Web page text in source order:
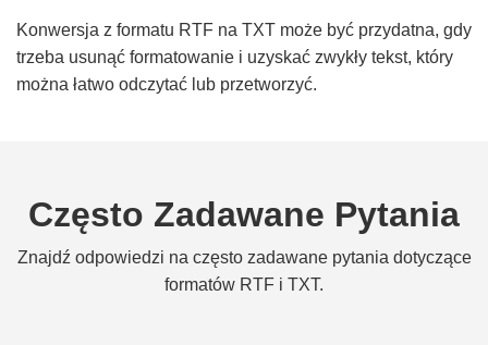
Konwersja z formatu RTF na TXT może być przydatna, gdy
trzeba usunąć formatowanie i uzyskać zwykły tekst, który
można łatwo odczytać lub przetworzyć.
Często Zadawane Pytania
Znajdź odpowiedzi na często zadawane pytania dotyczące
formatów RTF i TXT.